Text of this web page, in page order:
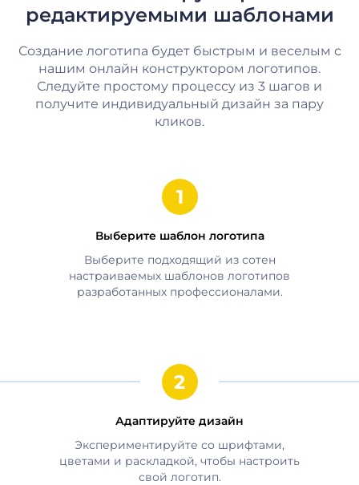
редактируемыми шаблонами
Создание логотипа будет быстрым и веселым с
нашим онлайн конструктором логотипов.
Следуйте простому процессу из 3 шагов и
получите индивидуальный дизайн за пару
кликов.
Выберите шаблон логотипа
Выберите подходящий из сотен
настраиваемых шаблонов логотипов
разработанных профессионалами.
Адаптируйте дизайн
Экспериментируйте со шрифтами,
цветами и раскладкой, чтобы настроить
свой логотип.